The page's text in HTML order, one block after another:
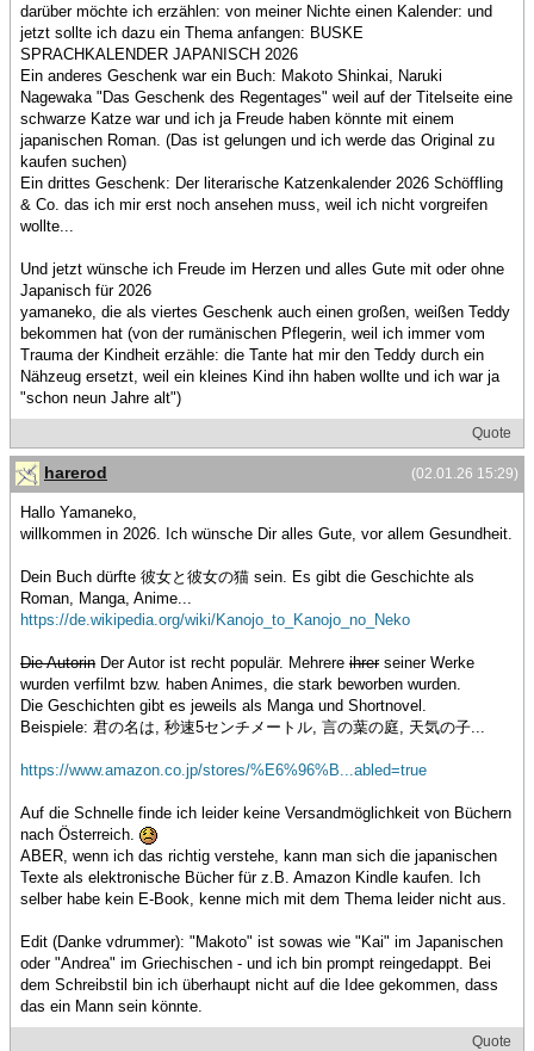
darüber möchte ich erzählen: von meiner Nichte einen Kalender: und
jetzt sollte ich dazu ein Thema anfangen: BUSKE
SPRACHKALENDER JAPANISCH 2026
Ein anderes Geschenk war ein Buch: Makoto Shinkai, Naruki
Nagewaka "Das Geschenk des Regentages" weil auf der Titelseite eine
schwarze Katze war und ich ja Freude haben könnte mit einem
japanischen Roman. (Das ist gelungen und ich werde das Original zu
kaufen suchen)
Ein drittes Geschenk: Der literarische Katzenkalender 2026 Schöffling
& Co. das ich mir erst noch ansehen muss, weil ich nicht vorgreifen
wollte...
Und jetzt wünsche ich Freude im Herzen und alles Gute mit oder ohne
Japanisch für 2026
yamaneko, die als viertes Geschenk auch einen großen, weißen Teddy
bekommen hat (von der rumänischen Pflegerin, weil ich immer vom
Trauma der Kindheit erzähle: die Tante hat mir den Teddy durch ein
Nähzeug ersetzt, weil ein kleines Kind ihn haben wollte und ich war ja
"schon neun Jahre alt")
Quote
(02.01.26 15:29)
harerod
Hallo Yamaneko,
willkommen in 2026. Ich wünsche Dir alles Gute, vor allem Gesundheit.
Dein Buch dürfte 彼女と彼女の猫 sein. Es gibt die Geschichte als
Roman, Manga, Anime...
https://de.wikipedia.org/wiki/Kanojo_to_Kanojo_no_Neko
Die Autorin Der Autor ist recht populär. Mehrere ihrerseiner Werke
wurden verfilmt bzw. haben Animes, die stark beworben wurden.
Die Geschichten gibt es jeweils als Manga und Shortnovel.
Beispiele: 君の名は, 秒速5センチメートル, 言の葉の庭, 天気の子...
https://www.amazon.co.jp/stores/%E6%96%B...abled=true
Auf die Schnelle finde ich leider keine Versandmöglichkeit von Büchern
nach Österreich.
ABER, wenn ich das richtig verstehe, kann man sich die japanischen
Texte als elektronische Bücher für z.B. Amazon Kindle kaufen. Ich
selber habe kein E-Book, kenne mich mit dem Thema leider nicht aus.
Edit (Danke vdrummer): "Makoto" ist sowas wie "Kai" im Japanischen
oder "Andrea" im Griechischen - und ich bin prompt reingedappt. Bei
dem Schreibstil bin ich überhaupt nicht auf die Idee gekommen, dass
das ein Mann sein könnte.
Quote